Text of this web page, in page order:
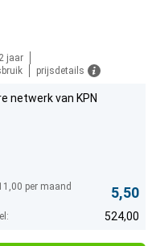
2 jaar
prijsdetails
netwerk van KPN
per maand
5,50
524,00